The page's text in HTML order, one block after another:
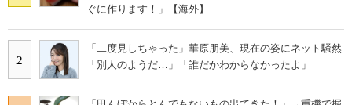
ぐに作ります！」【海外】
2
「二度見しちゃった」華原朋美、現在の姿にネット騒然
「別人のようだ…」「誰だかわからなかったよ」